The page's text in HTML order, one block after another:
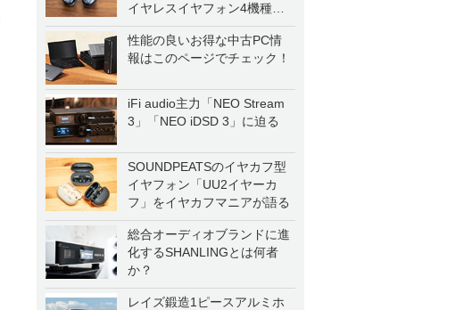
イヤレスイヤフォン4機種を
一気に聴く
性能の良いお得な中古PC情
報はこのページでチェック！
iFi audio主力「NEO Stream
3」「NEO iDSD 3」に迫る
SOUNDPEATSのイヤカフ型
イヤフォン「UU2イヤーカ
フ」をイヤカフマニアが語る
総合オーディオブランドに進
化するSHANLINGとは何者
か？
レイズ鍛造1ピースアルミホ